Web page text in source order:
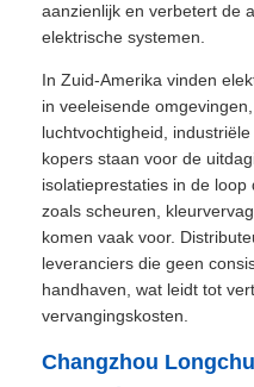
aanzienlijk en verbetert de
elektrische systemen.
In Zuid-Amerika vinden
in veeleisende
luchtvochtigheid,
kopers staan voor de
isolatieprestaties in de
zoals scheuren,
komen vaak voor.
leveranciers die geen
handhaven, wat leidt tot
vervangingskosten.
Changzhou